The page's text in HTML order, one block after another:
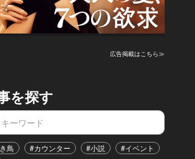
広告掲載はこちら≫
を探す
鳥 #カウンター #小説 #イベント